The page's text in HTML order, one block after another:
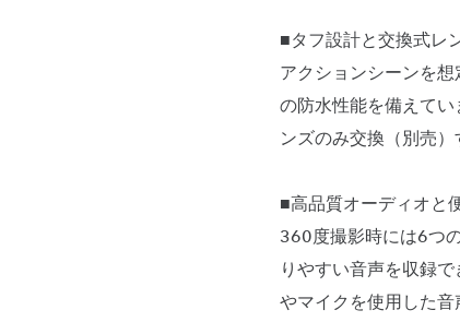
■タフ設計と交換式レ
アクションシーンを
の防水性能を備えて
ンズのみ交換（別売）
■高品質オーディオと
360度撮影時には6つ
りやすい音声を収録
やマイクを使用した